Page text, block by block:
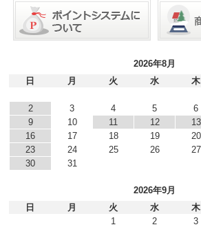
2026年8月
日
月 火 水 木
2
3 4 5 6
9
10 11 12 13
16
17 18 19 20
23
24 25 26 27
30
31
2026年9月
日
月 火 水 木
1
2 3